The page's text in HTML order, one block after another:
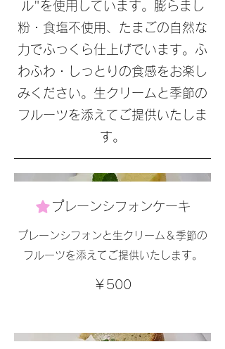
ル"を使用しています。膨らまし
粉・食塩不使用、たまごの自然な
力でふっくら仕上げでいます。ふ
わふわ・しっとりの食感をお楽し
みください。生クリームと季節の
フルーツを添えてご提供いたしま
す。
プレーンシフォンケーキ
プレーンシフォンと生クリーム＆季節の
フルーツを添えてご提供いたします。
￥500